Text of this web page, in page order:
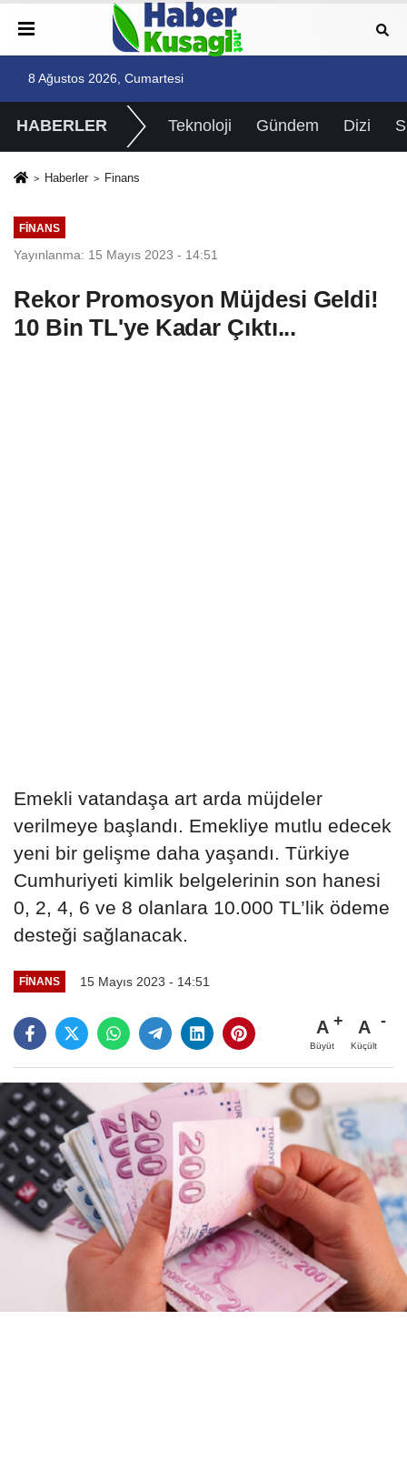
8 Ağustos 2026, Cumartesi
HABERLER Teknoloji Gündem Dizi
Haberler Finans
FINANS
Yayınlanma: 15 Mayıs 2023 - 14:51
Rekor Promosyon Müjdesi Geldi!
10 Bin TL'ye Kadar Çıktı...
Emekli vatandaşa art arda müjdeler
verilmeye başlandı. Emekliye mutlu edecek
yeni bir gelişme daha yaşandı. Türkiye
Cumhuriyeti kimlik belgelerinin son hanesi
0, 2, 4, 6 ve 8 olanlara 10.000 TL’lik ödeme
desteği sağlanacak.
FINANS 15 Mayıs 2023 - 14:51
A
Büyüt
A
Küçült